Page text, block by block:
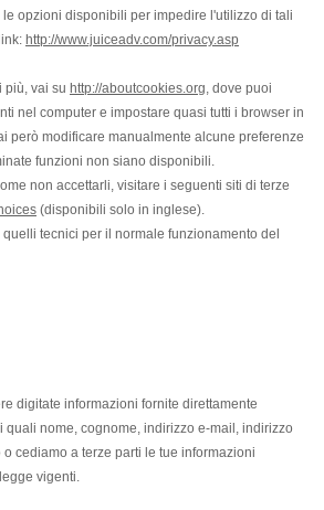
opzioni disponibili per impedire l'utilizzo di tali
http://www.juiceadv.com/privacy.asp
più, vai su http://aboutcookies.org, dove puoi
nel computer e impostare quasi tutti i browser in
però modificare manualmente alcune preferenze
funzioni non siano disponibili.
non accettarli, visitare i seguenti siti di terze
(disponibili solo in inglese).
tecnici per il normale funzionamento del
digitate informazioni fornite direttamente
nome, cognome, indirizzo e-mail, indirizzo
cediamo a terze parti le tue informazioni
vigenti.